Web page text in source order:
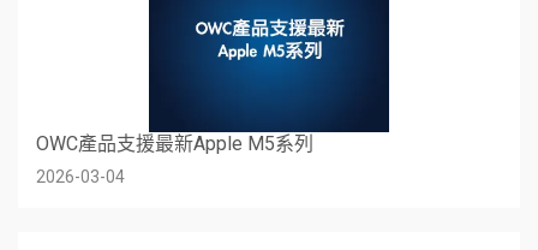
OWC產品支援最新Apple M5系列
2026-03-04